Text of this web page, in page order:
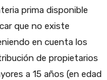
prima disponible
que no existe
en cuenta los
de propietarios
a 15 años (en edad